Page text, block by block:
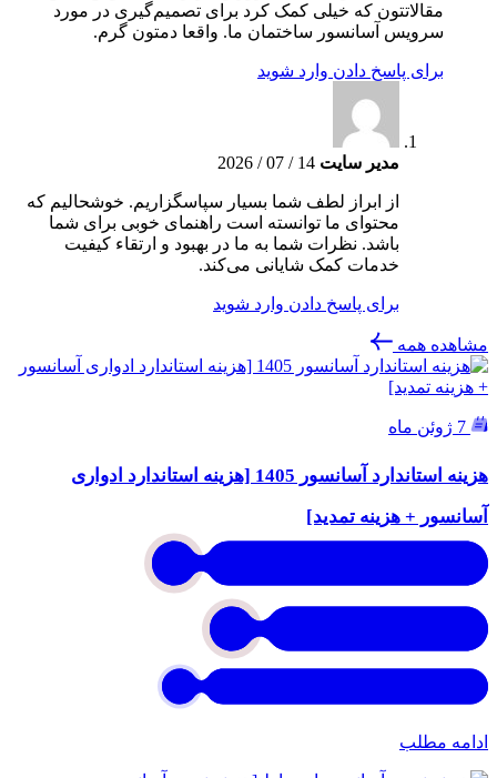
مقالاتتون که خیلی کمک کرد برای تصمیم‌گیری در مورد
سرویس آسانسور ساختمان ما. واقعا دمتون گرم.
برای پاسخ دادن وارد شوید
مدیر سایت 14 / 07 / 2026
از ابراز لطف شما بسیار سپاسگزاریم. خوشحالیم که
محتوای ما توانسته است راهنمای خوبی برای شما
باشد. نظرات شما به ما در بهبود و ارتقاء کیفیت
خدمات کمک شایانی می‌کند.
برای پاسخ دادن وارد شوید
مشاهده همه
هزینه استاندارد آسانسور 1405 [هزینه استاندارد ادواری
آسانسور + هزینه تمدید]
ادامه مطلب